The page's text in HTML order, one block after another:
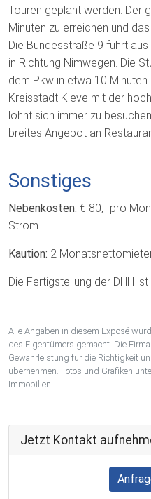
Touren geplant werden. Der
Minuten zu erreichen und
Die Bundesstraße 9 führt
in Richtung Nimwegen. Die
dem Pkw in etwa 10 Minuten
Kreisstadt Kleve mit der
lohnt sich immer zu
breites Angebot an
Sonstiges
Nebenkosten: € 80,- pro
Strom
Kaution: 2
Die Fertigstellung der DHH
Alle Angaben in diesem Exposé
des Eigentümers gemacht. Die
Gewährleistung für die Richtigkeit
übernehmen. Fotos und Grafiken
Immobilien.
Jetzt Kontakt